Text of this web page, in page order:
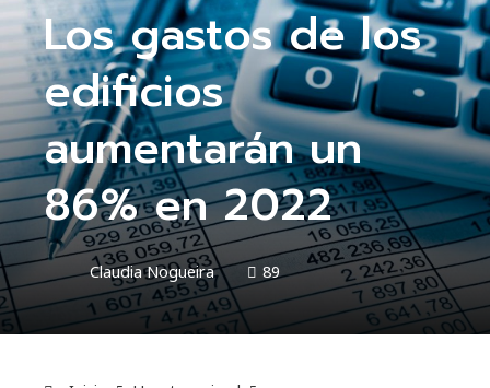
Los gastos de los
edificios
aumentarán un
86% en 2022
Claudia Nogueira 89